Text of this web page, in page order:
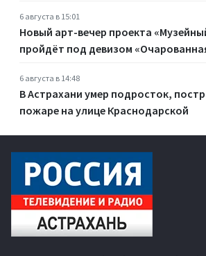
6 августа в 15:01
Новый арт-вечер проекта
пройдёт под девизом
6 августа в 14:48
В Астрахани умер подросток,
пожаре на улице Краснодарской